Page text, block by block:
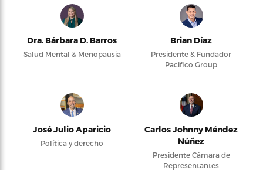
Dra. Bárbara D. Barros
Salud Mental & Menopausia
Brian Díaz
Presidente & Fundador
Pacifico Group
José Julio Aparicio
Política y derecho
Carlos Johnny Méndez
Núñez
Presidente Cámara de
Representantes